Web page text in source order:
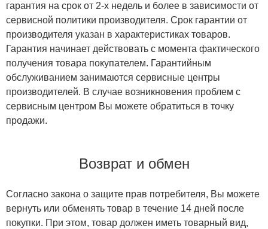
гарантия на срок от 2-х недель и более в зависимости от
сервисной политики производителя. Срок гарантии от
производителя указан в характеристиках товаров.
Гарантия начинает действовать с момента фактического
получения товара покупателем. Гарантийным
обслуживанием занимаются сервисные центры
производителей. В случае возникновения проблем с
сервисным центром Вы можете обратиться в точку
продажи.
Возврат и обмен
Согласно закона о защите прав потребителя, Вы можете
вернуть или обменять товар в течение 14 дней после
покупки. При этом, товар должен иметь товарный вид,